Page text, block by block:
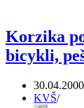
Korzika
bicykli,
30.04.2000
KVŠ